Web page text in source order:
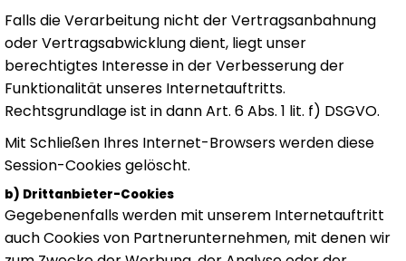
Falls die Verarbeitung nicht der Vertragsanbahnung
oder Vertragsabwicklung dient, liegt unser
berechtigtes Interesse in der Verbesserung der
Funktionalität unseres Internetauftritts.
Rechtsgrundlage ist in dann Art. 6 Abs. 1 lit. f) DSGVO.
Mit Schließen Ihres Internet-Browsers werden diese
Session-Cookies gelöscht.
b) Drittanbieter-Cookies
Gegebenenfalls werden mit unserem Internetauftritt
auch Cookies von Partnerunternehmen, mit denen wir